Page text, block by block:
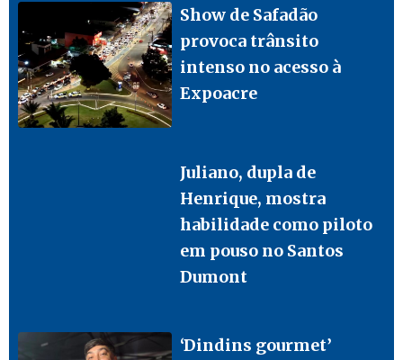
Show de Safadão
provoca trânsito
intenso no acesso à
Expoacre
Juliano, dupla de
Henrique, mostra
habilidade como piloto
em pouso no Santos
Dumont
‘Dindins gourmet’